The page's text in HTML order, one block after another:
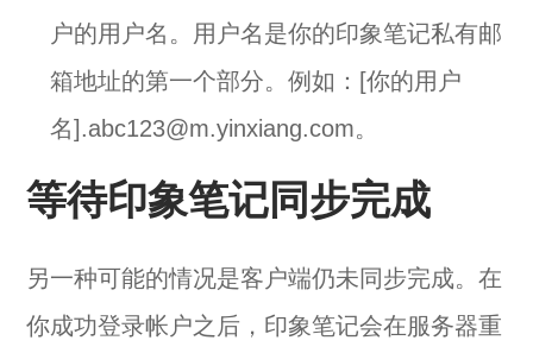
户的用户名。用户名是你的印象笔记私有邮
箱地址的第一个部分。例如：[你的用户
名].abc123@m.yinxiang.com。
等待印象笔记同步完成
另一种可能的情况是客户端仍未同步完成。在
你成功登录帐户之后，印象笔记会在服务器重